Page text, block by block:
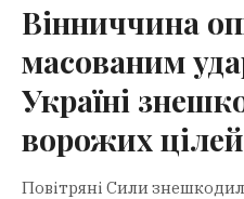
Вінниччина
масованим
Україні
ворожих цілей
Повітряні Сили